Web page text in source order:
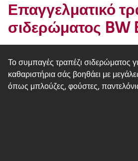
Επαγγελματικό
σιδερώματος BW
Το συμπαγές τραπέζι σιδερώματος
καθαριστήρια σάς βοηθάει με
όπως μπλούζες, φούστες,